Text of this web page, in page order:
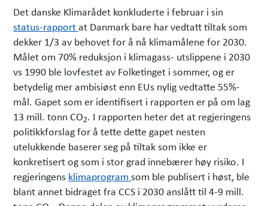
Det danske Klimarådet konkluderte i februar i sin
status-rapportat Danmark bare har vedtatt tiltak som
dekker 1/3 av behovet for å nå klimamålene for 2030.
Målet om 70% reduksjon i klimagass- utslippene i 2030
vs 1990 ble lovfestet av Folketinget i sommer, og er
betydelig mer ambisiøst enn EUs nylig vedtatte 55%-
mål. Gapet som er identifisert i rapporten er på om lag
13 mill. tonn CO2. I rapporten heter det at regjeringens
politikkforslag for å tette dette gapet nesten
utelukkende baserer seg på tiltak som ikke er
konkretisert og som i stor grad innebærer høy risiko. I
regjeringens klimaprogramsom ble publisert i høst, ble
blant annet bidraget fra CCS i 2030 anslått til 4-9 mill.